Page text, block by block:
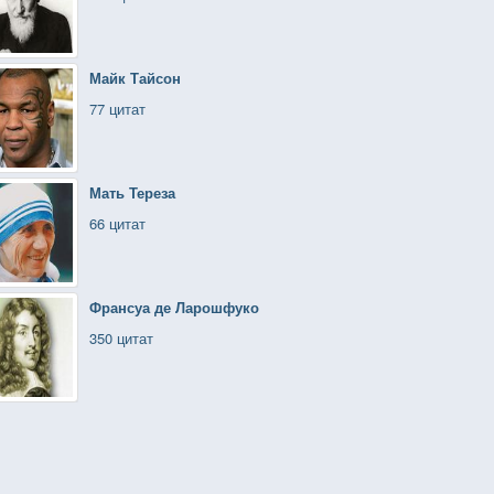
Майк Тайсон
77 цитат
Мать Тереза
66 цитат
Франсуа де Ларошфуко
350 цитат